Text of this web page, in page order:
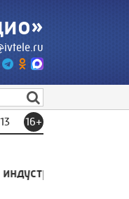
16+
парке